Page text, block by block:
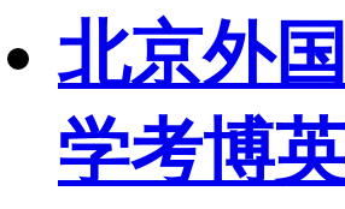
北京外
学考博